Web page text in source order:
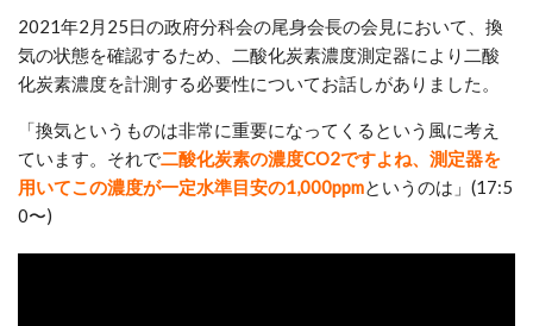
2021年2月25日の政府分科会の尾身会長の会見において、換
気の状態を確認するため、二酸化炭素濃度測定器により二酸
化炭素濃度を計測する必要性についてお話しがありました。
「換気というものは非常に重要になってくるという風に考え
ています。それで二酸化炭素の濃度CO2ですよね、測定器を
用いてこの濃度が一定水準目安の1,000ppmというのは 」(17:5
0〜)